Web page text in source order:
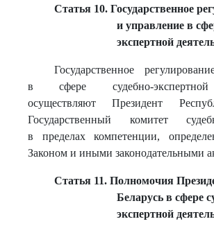
Статья 10. Государственное
и управление в
экспертной
Государственное
в сфере судебно-экспертной
осуществляют Президент
Государственный комитет
в пределах компетенции,
Законом и иными законодательными
Статья 11. Полномочия
Беларусь в сфере
экспертной